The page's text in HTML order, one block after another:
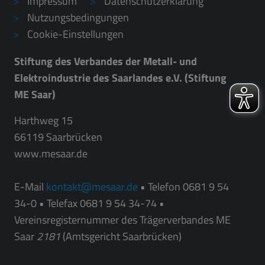
Nutzungsbedingungen
Cookie-Einstellungen
Stiftung des Verbandes der Metall- und
Elektroindustrie des Saarlandes e.V. (Stiftung
ME Saar)
Harthweg 15
66119 Saarbrücken
www.mesaar.de
E-Mail kontakt mesaar.de • Telefon 0681 9 54
34-0 • Telefax 0681 9 54 34-74 •
Vereinsregisternummer des Trägerverbandes ME
Saar2181(Amtsgericht Saarbrücken)